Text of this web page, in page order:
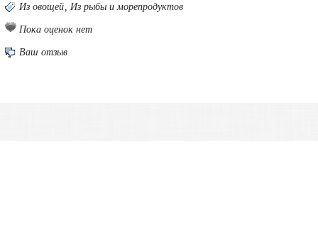
Из овощей Из рыбы и морепродуктов
Пока оценок нет
Ваш отзыв